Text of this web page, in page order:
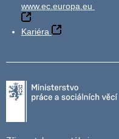
www.ec.europa.eu
Kariéra